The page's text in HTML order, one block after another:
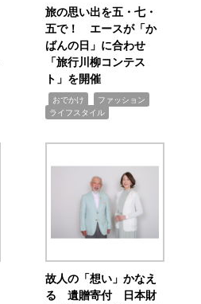
旅の思い出を五・七・
五で！ エースが「か
ばんの日」に合わせ
「旅行川柳コンテス
ト」を開催
おでかけ ファッション
ライフスタイル
故人の「想い」かなえ
る 遺贈寄付 日本財